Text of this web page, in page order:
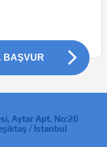
BAŞVUR
Aytar Apt. No:20
/ İstanbul